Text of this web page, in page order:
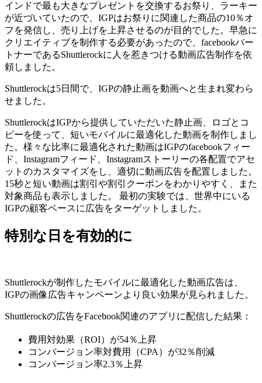
インドで最も大きなプレゼントを交換するお祭り、ラーキー
が近づいていたので、IGPはお祭りに関連した商品の10％オ
フを発信し、売り上げを上昇させるのが目的でした。早急に
クリエイティブを制作する必要があったので、facebookパー
トナーであるShuttlerockに人を惹きつける動画広告制作を依
頼しました。
Shuttlerockは5日間で、IGPの静止画を動画へと生まれ変わら
せました。
ShuttlerockはIGPから提供していただいた静止画、ロゴとコ
ピーを使って、短いモバイルに最適化した動画を制作しまし
た。様々な比率に最適化された動画はIGPのfacebookフィー
ド、Instagramフィード、Instagramストーリーの各配置でアセ
ットのカスタマイズをし、適切に動画広告を配置しました。
15秒と短い動画は割引や割引クーポンをわかりやすく、また
対象商品も表示しました。 最初の実験では、世界中にいる
IGPの顧客ベースに広告をターゲットしました。
特別な日を有効的に
Shuttlerockが制作したモバイルに最適化した動画広告は、
IGPの画像広告キャンペーンより良い効果が見られました。
Shuttlerockの広告をFacebook関連のアプリに配信した結果：
費用対効果（ROI）が54％上昇
コンバージョン率対費用（CPA）が32％削減
コンバージョン率2.3％上昇